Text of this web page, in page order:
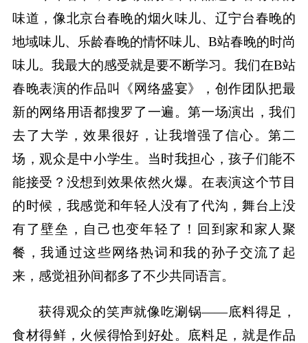
味道，像北京台春晚的烟火味儿、辽宁台春晚的
地域味儿、乐龄春晚的情怀味儿、B站春晚的时尚
味儿。我最大的感受就是要不断学习。我们在B站
春晚表演的作品叫《网络盛宴》，创作团队把最
新的网络用语都搜罗了一遍。第一场演出，我们
去了大学，效果很好，让我增强了信心。第二
场，观众是中小学生。当时我担心，孩子们能不
能接受？没想到效果依然火爆。在表演这个节目
的时候，我感觉和年轻人没有了代沟，舞台上没
有了壁垒，自己也变年轻了！回到家和家人聚
餐，我通过这些网络热词和我的孙子交流了起
来，感觉祖孙间都多了不少共同语言。
获得观众的笑声就像吃涮锅——底料得足，
食材得鲜，火候得恰到好处。底料足，就是作品